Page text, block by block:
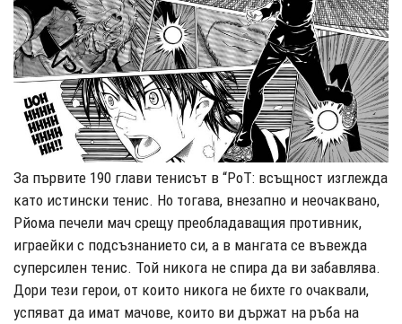
За първите 190 глави тенисът в “PoT: всъщност изглежда
като истински тенис. Но тогава, внезапно и неочаквано,
Рйома печели мач срещу преобладаващия противник,
играейки с подсъзнанието си, а в мангата се въвежда
суперсилен тенис. Той никога не спира да ви забавлява.
Дори тези герои, от които никога не бихте го очаквали,
успяват да имат мачове, които ви държат на ръба на